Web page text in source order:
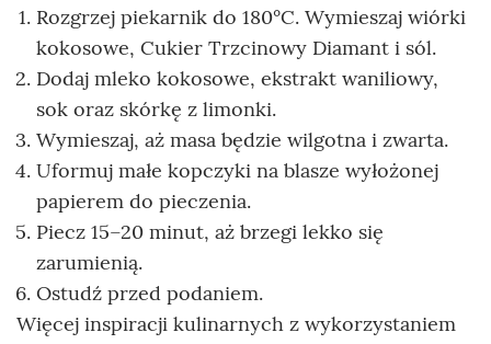
Rozgrzej piekarnik do 180°C. Wymieszaj wiórki
kokosowe, Cukier Trzcinowy Diamant i sól.
Dodaj mleko kokosowe, ekstrakt waniliowy,
sok oraz skórkę z limonki.
Wymieszaj, aż masa będzie wilgotna i zwarta.
Uformuj małe kopczyki na blasze wyłożonej
papierem do pieczenia.
Piecz 15–20 minut, aż brzegi lekko się
zarumienią.
Ostudź przed podaniem.
Więcej inspiracji kulinarnych z wykorzystaniem